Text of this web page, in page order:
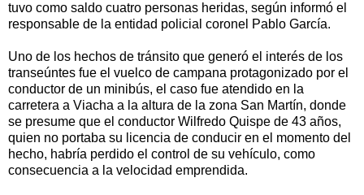
tuvo como saldo cuatro personas heridas, según informó el
responsable de la entidad policial coronel Pablo García.
Uno de los hechos de tránsito que generó el interés de los
transeúntes fue el vuelco de campana protagonizado por el
conductor de un minibús, el caso fue atendido en la
carretera a Viacha a la altura de la zona San Martín, donde
se presume que el conductor Wilfredo Quispe de 43 años,
quien no portaba su licencia de conducir en el momento del
hecho, habría perdido el control de su vehículo, como
consecuencia a la velocidad emprendida.